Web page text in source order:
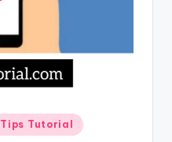
Tips Tutorial